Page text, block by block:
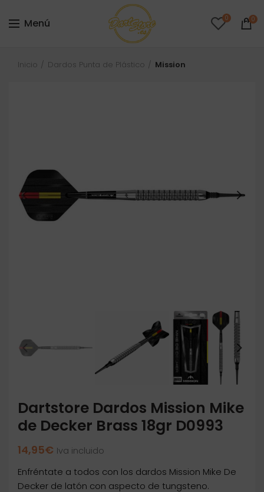
Menú 0 0
Inicio Dardos Punta de Plástico Mission
Dartstore Dardos Mission Mike
de Decker Brass 18gr D0993
14,95€ Iva incluido
Enfréntate a todos con los dardos Mission Mike De
Decker de latón con aspecto de tungsteno.